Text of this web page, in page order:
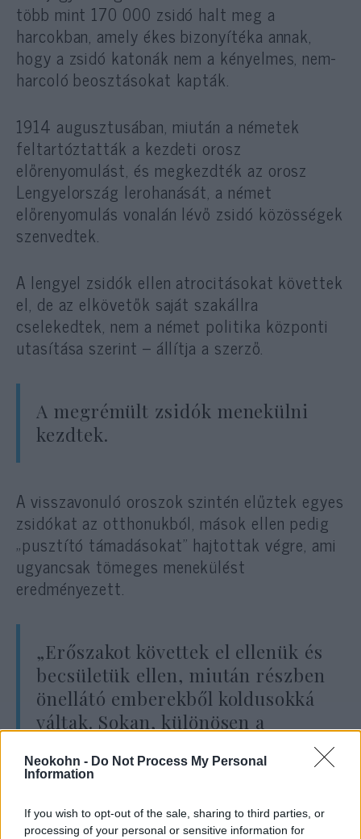
Neokohn - Do Not Process My Personal
Information
If you wish to opt-out of the sale, sharing to third parties, or
processing of your personal or sensitive information for
több mint 170 000 zsidó halt meg a
harcokban, amely ékes bizonyítéka annak,
hogy a zsidó katonák nem a kényelmes, nem-
harcoló beosztásokat kapták.
1914 augusztusában, miután a németek
feltartóztatták a kezdeti orosz
előrenyomulást, és megkezdték az orosz
Lengyelország lerohanását, a német
előrenyomulás vonalán lévő zsidó közösségek
szenvedtek.
A lengyel zsidók ellen atrocitásokat követtek
el, de az elkövetők saját szakállra
cselekedtek, nem a német politika központi
utasítása szerint – állítja a szerző.
A megrémült zsidók menekülni
kezdtek.
A visszavonuló oroszok szintén elűztek egyes
zsidókat az otthonukból, mások ellen pedig
„pusztító támadásokat” hajtottak végre, ami
ugyancsak tömeges menekülést
eredményezett.
„Erőszakot követtek el ellenük és
becsületük ellen, miután részben
önellátó emberekből koldusokká
váltak. Sokan, különösen a
– írja Domnitch.